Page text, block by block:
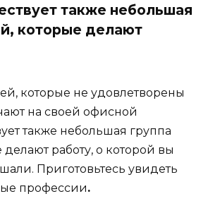
также небольшая
которые делают
которые не удовлетворены
на своей офисной
также небольшая группа
работу, о которой вы
Приготовьтесь увидеть
профессии.